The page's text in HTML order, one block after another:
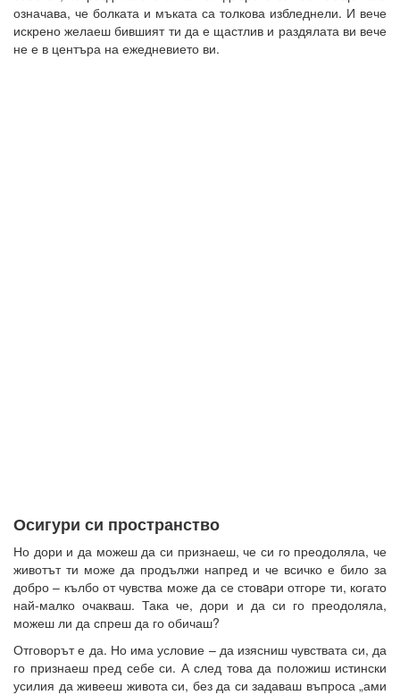
означава, че болката и мъката са толкова избледнели. И вече
искрено желаеш бившият ти да е щастлив и раздялата ви вече
не е в центъра на ежедневието ви.
Осигури си пространство
Но дори и да можеш да си признаеш, че си го преодоляла, че
животът ти може да продължи напред и че всичко е било за
добро – кълбо от чувства може да се стовaри отгоре ти, когато
най-малко очакваш. Така че, дори и да си го преодоляла,
можеш ли да спреш да го обичаш?
Отговорът е да. Но има условие – да изясниш чувствата си, да
го признаеш пред себе си. А след това да положиш истински
усилия да живееш живота си, без да си задаваш въпроса „ами